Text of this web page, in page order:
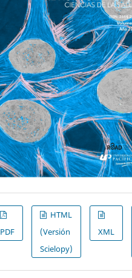
PDF
HTML
(Versión
Scielopy)
XML